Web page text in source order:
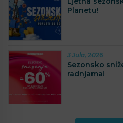
Planetu!
3 Jula, 2026
Sezonsko
radnjama!